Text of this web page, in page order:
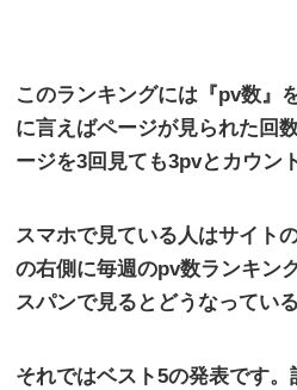
このランキングには『 pv数』
に言えばページが見られた回
ージを3回見ても3pvとカウン
スマホで見ている人はサイトの
の右側に毎週のpv数ランキン
スパンで見るとどうなってい
それではベスト5の発表です。